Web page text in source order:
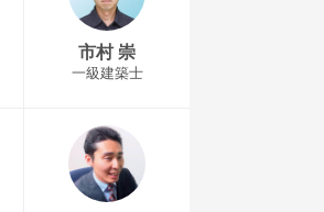
市村 崇
一級建築士